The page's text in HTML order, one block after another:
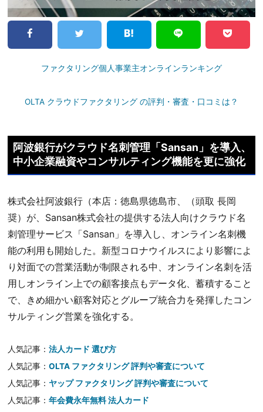
ファクタリング個人事業主オンラインランキング
OLTA クラウドファクタリング の評判・審査・口コミは？
阿波銀行がクラウド名刺管理「Sansan」を導入、
中小企業融資やコンサルティング機能を更に強化
株式会社阿波銀行（本店：徳島県徳島市、（頭取 長岡
奨）が、Sansan株式会社の提供する法人向けクラウド名
刺管理サービス「Sansan」を導入し、オンライン名刺機
能の利用も開始した。新型コロナウイルスにより影響によ
り対面での営業活動が制限される中、オンライン名刺を活
用しオンライン上での顧客接点もデータ化、蓄積すること
で、きめ細かい顧客対応とグループ統合力を発揮したコン
サルティング営業を強化する。
人気記事：法人カード 選び方
人気記事：OLTA ファクタリング 評判や審査について
人気記事： ヤップ ファクタリング 評判や審査について
人気記事：年会費永年無料 法人カード